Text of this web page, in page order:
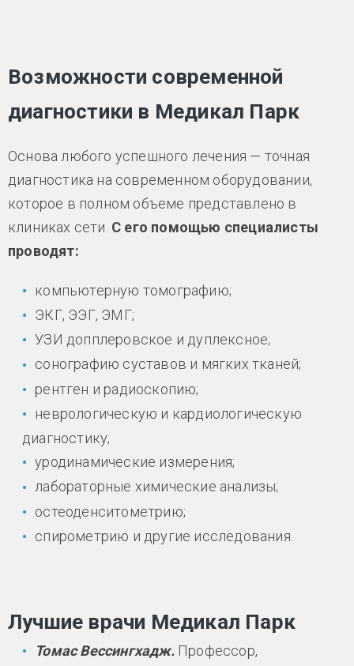
Возможности современной
диагностики в Медикал Парк
Основа любого успешного лечения — точная
диагностика на современном оборудовании,
которое в полном объеме представлено в
клиниках сети. С его помощью специалисты
проводят:
компьютерную томографию;
ЭКГ, ЭЭГ, ЭМГ;
УЗИ допплеровское и дуплексное;
сонографию суставов и мягких тканей;
рентген и радиоскопию;
неврологическую и кардиологическую
диагностику;
уродинамические измерения;
лабораторные химические анализы;
остеоденситометрию;
спирометрию и другие исследования.
Лучшие врачи Медикал Парк
Томас Вессингхадж. Профессор,